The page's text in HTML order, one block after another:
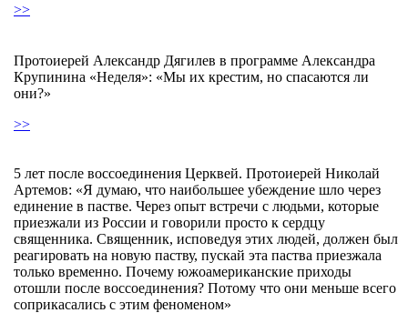
>>
Протоиерей Александр Дягилев в программе Александра
Крупинина «Неделя»: «Мы их крестим, но спасаются ли
они?»
>>
5 лет после воссоединения Церквей. Протоиерей Николай
Артемов: «Я думаю, что наибольшее убеждение шло через
единение в пастве. Через опыт встречи с людьми, которые
приезжали из России и говорили просто к сердцу
священника. Священник, исповедуя этих людей, должен был
реагировать на новую паству, пускай эта паства приезжала
только временно. Почему южоамериканские приходы
отошли после воссоединения? Потому что они меньше всего
соприкасались с этим феноменом»